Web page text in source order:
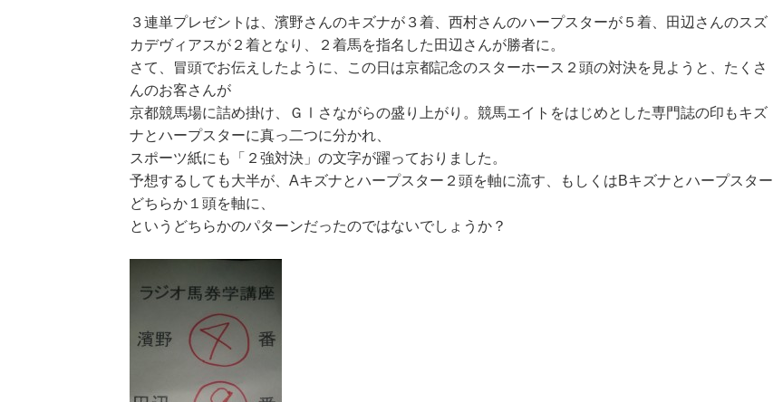
３連単プレゼントは、濱野さんのキズナが３着、西村さんのハープスターが５着、田辺さんのスズ
カデヴィアスが２着となり、２着馬を指名した田辺さんが勝者に。
さて、冒頭でお伝えしたように、この日は京都記念のスターホース２頭の対決を見ようと、たくさ
んのお客さんが
京都競馬場に詰め掛け、ＧⅠさながらの盛り上がり。競馬エイトをはじめとした専門誌の印もキズ
ナとハープスターに真っ二つに分かれ、
スポーツ紙にも「２強対決」の文字が躍っておりました。
予想するしても大半が、Aキズナとハープスター２頭を軸に流す、もしくはBキズナとハープスター
どちらか１頭を軸に、
というどちらかのパターンだったのではないでしょうか？